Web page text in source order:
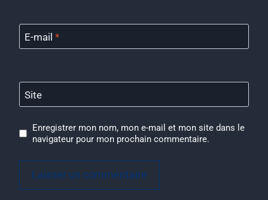
E-mail *
Site
Enregistrer mon nom, mon e-mail et mon site dans le
navigateur pour mon prochain commentaire.